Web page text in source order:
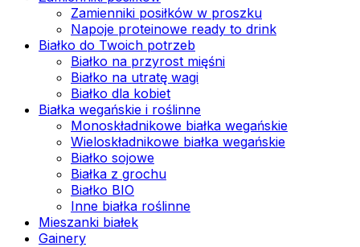
Zamienniki posiłków w proszku
Napoje proteinowe ready to drink
Białko do Twoich potrzeb
Białko na przyrost mięśni
Białko na utratę wagi
Białko dla kobiet
Białka wegańskie i roślinne
Monoskładnikowe białka wegańskie
Wieloskładnikowe białka wegańskie
Białko sojowe
Białka z grochu
Białko BIO
Inne białka roślinne
Mieszanki białek
Gainery